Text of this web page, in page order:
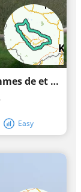
Itinéraire de vélo de route pour femmes de et vers le site Trois Canaux
Easy